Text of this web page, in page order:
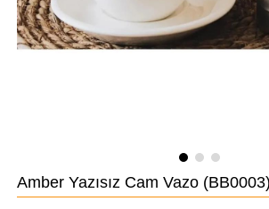
Amber Yazısız Cam Vazo (BB0003)